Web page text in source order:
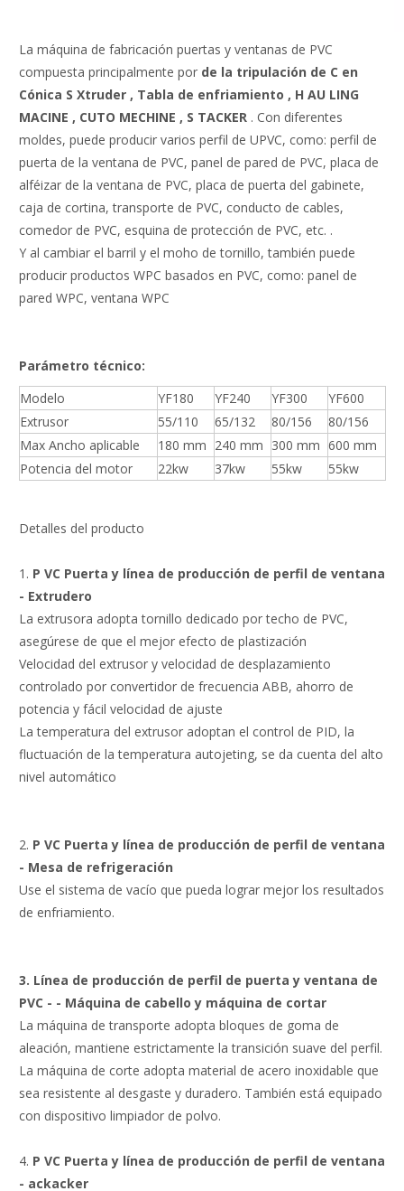
La máquina de fabricación puertas y ventanas de PVC
compuesta principalmente por de la tripulación de C en
Cónica S Xtruder , Tabla de enfriamiento , H AU LING
MACINE , CUTO MECHINE , S TACKER . Con diferentes
moldes, puede producir varios perfil de UPVC, como: perfil de
puerta de la ventana de PVC, panel de pared de PVC, placa de
alféizar de la ventana de PVC, placa de puerta del gabinete,
caja de cortina, transporte de PVC, conducto de cables,
comedor de PVC, esquina de protección de PVC, etc. .
Y al cambiar el barril y el moho de tornillo, también puede
producir productos WPC basados ​​en PVC, como: panel de
pared WPC, ventana WPC
Parámetro técnico:
Modelo
YF180 YF240 YF300
YF600
Extrusor
55/110 65/132 80/156
80/156
Max Ancho aplicable
180 mm 240 mm 300 mm 600 mm
Potencia del motor
22kw 37kw 55kw 55kw
Detalles del producto
1. P VC Puerta y línea de producción de perfil de ventana
- Extrudero
La extrusora adopta tornillo dedicado por techo de PVC,
asegúrese de que el mejor efecto de plastización
Velocidad del extrusor y velocidad de desplazamiento
controlado por convertidor de frecuencia ABB, ahorro de
potencia y fácil velocidad de ajuste
La temperatura del extrusor adoptan el control de PID, la
fluctuación de la temperatura autojeting, se da cuenta del alto
nivel automático
2. P VC Puerta y línea de producción de perfil de ventana
- Mesa de refrigeración
Use el sistema de vacío que pueda lograr mejor los resultados
de enfriamiento.
3. Línea de producción de perfil de puerta y ventana de
PVC - - Máquina de cabello y máquina de cortar
La máquina de transporte adopta bloques de goma de
aleación, mantiene estrictamente la transición suave del perfil.
La máquina de corte adopta material de acero inoxidable que
sea resistente al desgaste y duradero. También está equipado
con dispositivo limpiador de polvo.
4. P VC Puerta y línea de producción de perfil de ventana
- ackacker